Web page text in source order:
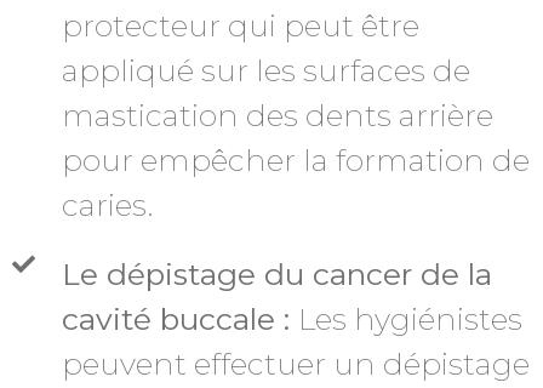
protecteur qui peut être
appliqué sur les surfaces de
mastication des dents arrière
pour empêcher la formation de
caries.
Le dépistage du cancer de la
cavité buccale : Les hygiénistes
peuvent effectuer un dépistage